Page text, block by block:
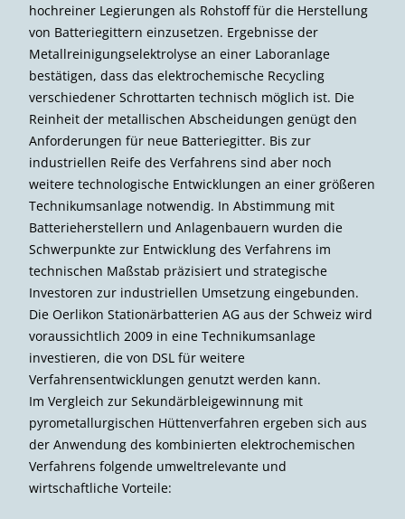
hochreiner Legierungen als Rohstoff für die Herstellung
von Batteriegittern einzusetzen. Ergebnisse der
Metallreinigungselektrolyse an einer Laboranlage
bestätigen, dass das elektrochemische Recycling
verschiedener Schrottarten technisch möglich ist. Die
Reinheit der metallischen Abscheidungen genügt den
Anforderungen für neue Batteriegitter. Bis zur
industriellen Reife des Verfahrens sind aber noch
weitere technologische Entwicklungen an einer größeren
Technikumsanlage notwendig. In Abstimmung mit
Batterieherstellern und Anlagenbauern wurden die
Schwerpunkte zur Entwicklung des Verfahrens im
technischen Maßstab präzisiert und strategische
Investoren zur industriellen Umsetzung eingebunden.
Die Oerlikon Stationärbatterien AG aus der Schweiz wird
voraussichtlich 2009 in eine Technikumsanlage
investieren, die von DSL für weitere
Verfahrensentwicklungen genutzt werden kann.
Im Vergleich zur Sekundärbleigewinnung mit
pyrometallurgischen Hüttenverfahren ergeben sich aus
der Anwendung des kombinierten elektrochemischen
Verfahrens folgende umweltrelevante und
wirtschaftliche Vorteile: